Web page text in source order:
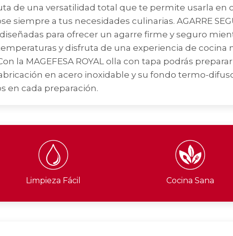
de una versatilidad total que te permite usarla en
siempre a tus necesidades culinarias. AGARRE
para ofrecer un agarre firme y seguro
y disfruta de una experiencia de cocina
la MAGEFESA ROYAL olla con tapa podrás
en acero inoxidable y su fondo termo-
en cada preparación.
Limpieza Fácil Cocina Sana